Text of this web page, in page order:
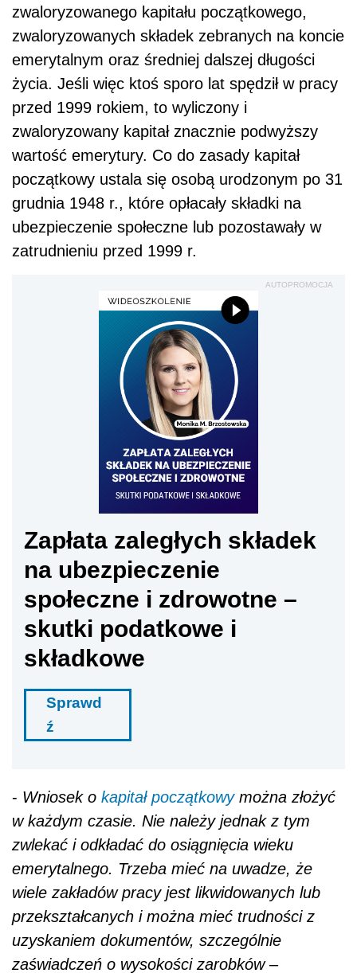
zwaloryzowanego kapitału początkowego,
zwaloryzowanych składek zebranych na koncie
emerytalnym oraz średniej dalszej długości
życia. Jeśli więc ktoś sporo lat spędził w pracy
przed 1999 rokiem, to wyliczony i
zwaloryzowany kapitał znacznie podwyższy
wartość emerytury. Co do zasady kapitał
początkowy ustala się osobą urodzonym po 31
grudnia 1948 r., które opłacały składki na
ubezpieczenie społeczne lub pozostawały w
zatrudnieniu przed 1999 r.
AUTOPROMOCJA
Zapłata zaległych składek
na ubezpieczenie
społeczne i zdrowotne –
skutki podatkowe i
składkowe
Sprawd
ź
- Wniosek o kapitał początkowymożna złożyć
w każdym czasie. Nie należy jednak z tym
zwlekać i odkładać do osiągnięcia wieku
emerytalnego. Trzeba mieć na uwadze, że
wiele zakładów pracy jest likwidowanych lub
przekształcanych i można mieć trudności z
uzyskaniem dokumentów, szczególnie
zaświadczeń o wysokości zarobków–